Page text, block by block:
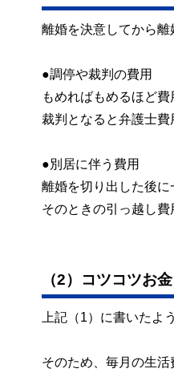
離婚を決意してから離
●調停や裁判の費用
もめればもめるほど費
裁判となると弁護士費
●別居に伴う費用
離婚を切り出した後に
そのときの引っ越し費
（2）コツコツお
上記（1）に書いたよ
そのため、毎月の生